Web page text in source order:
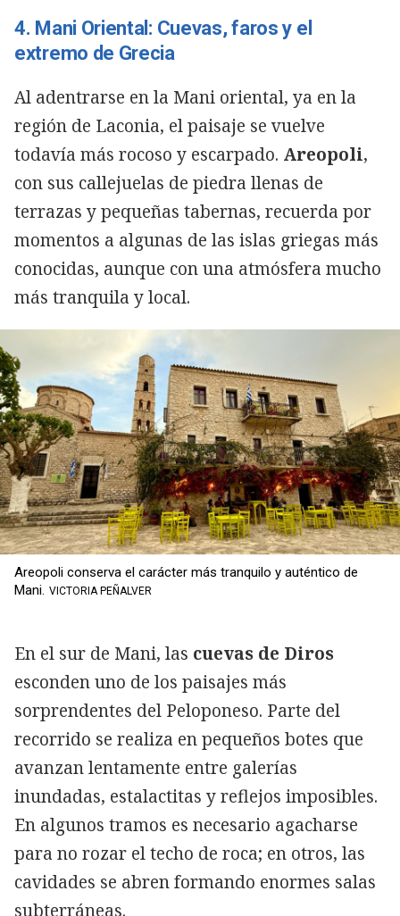
4. Mani Oriental: Cuevas, faros y el
extremo de Grecia
Al adentrarse en la Mani oriental, ya en la
región de Laconia, el paisaje se vuelve
todavía más rocoso y escarpado. Areopoli,
con sus callejuelas de piedra llenas de
terrazas y pequeñas tabernas, recuerda por
momentos a algunas de las islas griegas más
conocidas, aunque con una atmósfera mucho
más tranquila y local.
Areopoli conserva el carácter más tranquilo y auténtico de
Mani. VICTORIA PEÑALVER
En el sur de Mani, las cuevas de Diros
esconden uno de los paisajes más
sorprendentes del Peloponeso. Parte del
recorrido se realiza en pequeños botes que
avanzan lentamente entre galerías
inundadas, estalactitas y reflejos imposibles.
En algunos tramos es necesario agacharse
para no rozar el techo de roca; en otros, las
cavidades se abren formando enormes salas
subterráneas.